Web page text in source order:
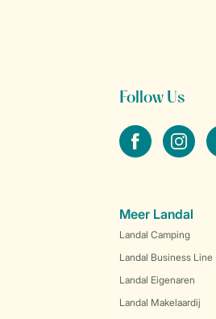
Follow Us
facebookinstagram
Meer Landal
Landal Camping
Landal Business Line
Landal Eigenaren
Landal Makelaardij